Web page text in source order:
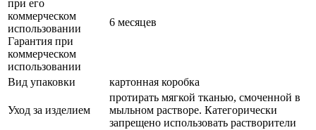
при его
коммерческом
использовании
Гарантия при
коммерческом
использовании
6 месяцев
Вид упаковки картонная коробка
Уход за изделием
протирать мягкой тканью, смоченной в
мыльном растворе. Категорически
запрещено использовать растворители